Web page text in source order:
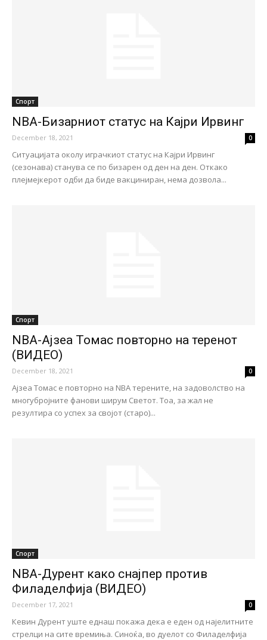
Спорт
NBA-Бизарниот статус на Кајри Ирвинг
December 18, 2021 0
Ситуацијата околу играчкиот статус на Кајри Ирвинг
(сезонава) станува се по бизарен од ден на ден. Откако
плејмејкерот одби да биде вакциниран, нема дозвола...
Спорт
NBA-Ајзеа Томас повторно на теренот
(ВИДЕО)
December 18, 2021 0
Ајзеа Томас е повторно на NBA терените, на задоволство на
многубројните фанови ширум Светот. Тоа, за жал не
резултира со успех за својот (старо)...
Спорт
NBA-Дурент како снајпер против
Филаделфија (ВИДЕО)
December 17, 2021 0
Кевин Дурент уште еднаш покажа дека е еден од најелитните
стрелци на сите времиња. Синоќа, во дуелот со Филаделфија